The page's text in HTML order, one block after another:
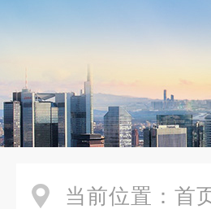
当前位置： 首